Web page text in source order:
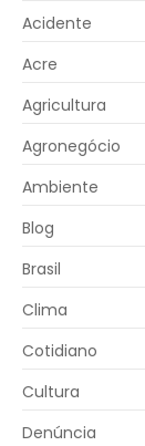
Acidente
Acre
Agricultura
Agronegócio
Ambiente
Blog
Brasil
Clima
Cotidiano
Cultura
Denúncia